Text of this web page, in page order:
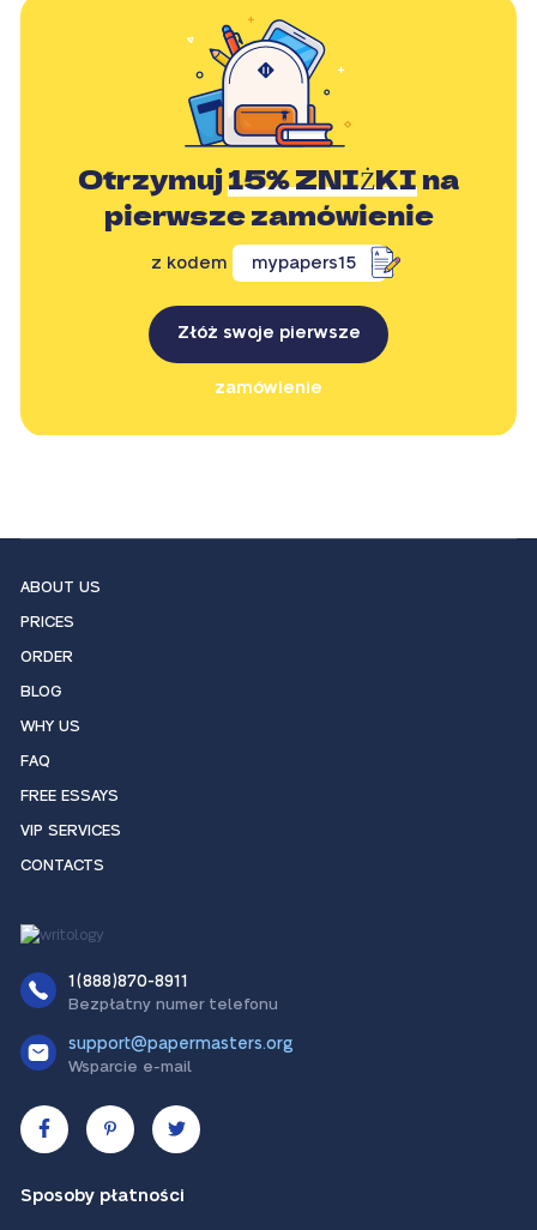
Otrzymuj15% ZNIŻKIna
pierwsze zamówienie
z kodem mypapers15
Złóż swoje pierwsze
zamówienie
ABOUT US
PRICES
ORDER
BLOG
WHY US
FAQ
FREE ESSAYS
VIP SERVICES
CONTACTS
1(888)870-8911
Bezpłatny numer telefonu
support@papermasters.org
Wsparcie e-mail
Sposoby płatności